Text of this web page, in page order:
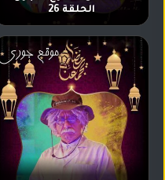
الحلقة 26